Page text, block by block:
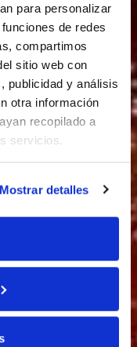
para personalizar
de redes
compartimos
sitio web con
publicidad y análisis
otra información
recopilado a
servicios.
Mostrar detalles